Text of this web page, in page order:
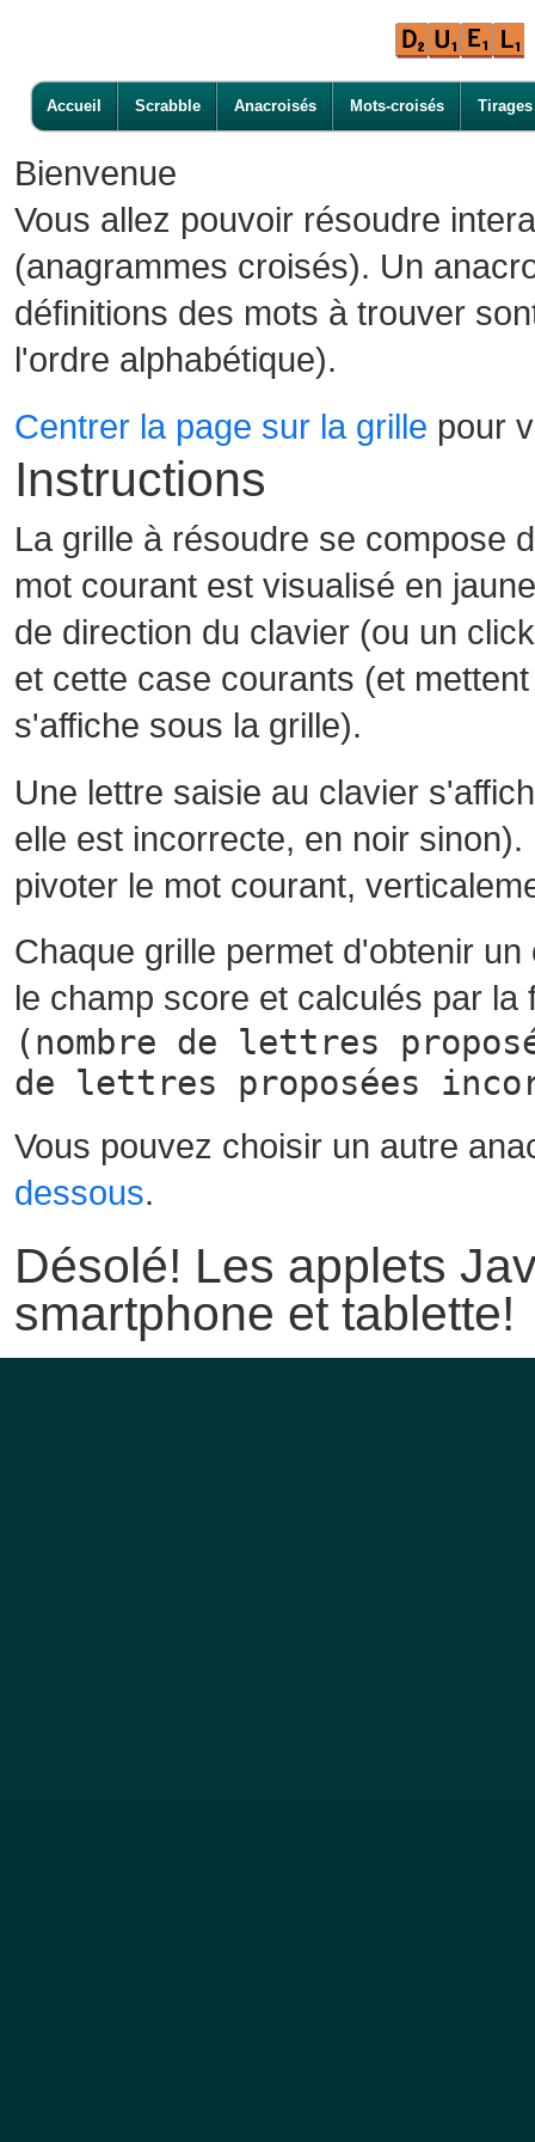
Accueil Scrabble Anacroisés Mots-croisés Tirages
Bienvenue
Vous allez pouvoir résoudre
(anagrammes croisés). Un
définitions des mots à trouver
l'ordre alphabétique).
Centrer la page sur la grille pour
Instructions
La grille à résoudre se compose
mot courant est visualisé en
de direction du clavier (ou un
et cette case courants (et
s'affiche sous la grille).
Une lettre saisie au clavier
elle est incorrecte, en noir
pivoter le mot courant,
Chaque grille permet d'obtenir
le champ score et calculés par la
(nombre de lettres
de lettres proposées
Vous pouvez choisir un autre
dessous.
Désolé! Les applets
smartphone et tablette!